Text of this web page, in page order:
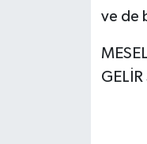
ve de